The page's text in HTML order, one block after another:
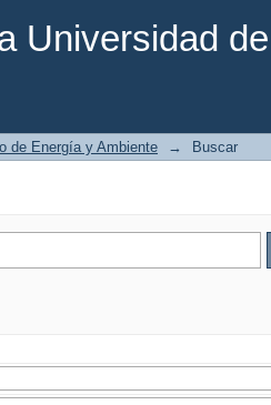
Universidad
de Energía y Ambiente → Buscar